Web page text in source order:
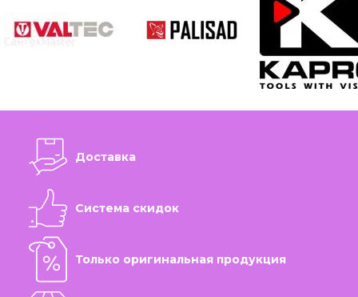
Доставка
Система скидок
Только оригинальная продукция